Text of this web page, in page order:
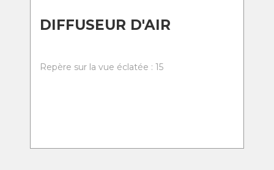
DIFFUSEUR D'AIR
Repère sur la vue éclatée : 15